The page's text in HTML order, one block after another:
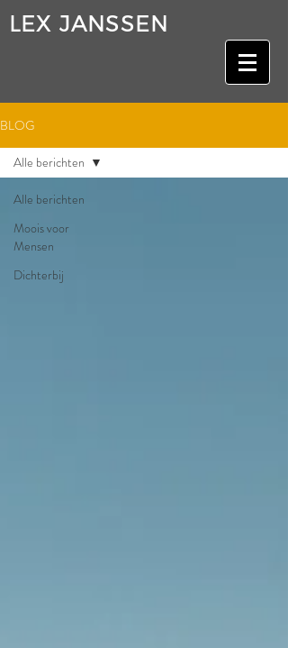
LEX JANSSEN
BLOG
Alle berichten
Moois voor
Mensen
Dichterbij
Alle berichten